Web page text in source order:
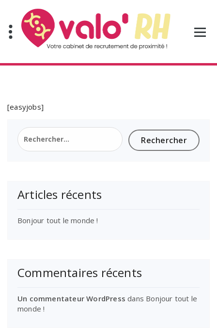
contenu
[easyjobs]
Rechercher :
Articles récents
Bonjour tout le monde !
Commentaires récents
Un commentateur WordPress dans Bonjour tout le
monde !